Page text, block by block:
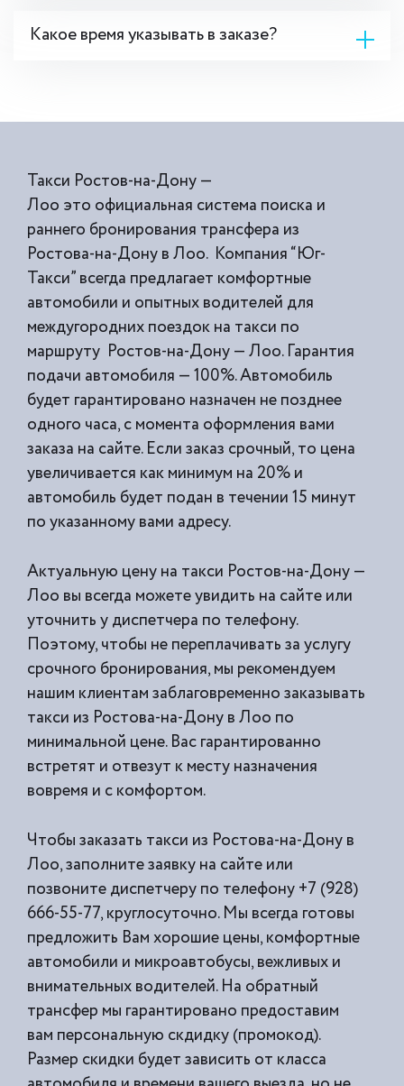
Какое время указывать в заказе?
Такси Ростов-на-Дону —
Лоо это официальная система поиска и
раннего бронирования трансфера из
Ростова-на-Дону в Лоо. Компания “Юг-
Такси” всегда предлагает комфортные
автомобили и опытных водителей для
междугородних поездок на такси по
маршруту Ростов-на-Дону — Лоо. Гарантия
подачи автомобиля — 100%. Автомобиль
будет гарантировано назначен не позднее
одного часа, с момента оформления вами
заказа на сайте. Если заказ срочный, то цена
увеличивается как минимум на 20% и
автомобиль будет подан в течении 15 минут
по указанному вами адресу.
Актуальную цену на такси Ростов-на-Дону —
Лоо вы всегда можете увидить на сайте или
уточнить у диспетчера по телефону.
Поэтому, чтобы не переплачивать за услугу
срочного бронирования, мы рекомендуем
нашим клиентам заблаговременно заказывать
такси из Ростова-на-Дону в Лоо по
минимальной цене. Вас гарантированно
встретят и отвезут к месту назначения
вовремя и с комфортом.
Чтобы заказать такси из Ростова-на-Дону в
Лоо, заполните заявку на сайте или
позвоните диспетчеру по телефону +7 (928)
666-55-77, круглосуточно. Мы всегда готовы
предложить Вам хорошие цены, комфортные
автомобили и микроавтобусы, вежливых и
внимательных водителей. На обратный
трансфер мы гарантировано предоставим
вам персональную скдидку (промокод).
Размер скидки будет зависить от класса